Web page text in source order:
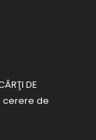
DE
cerere de